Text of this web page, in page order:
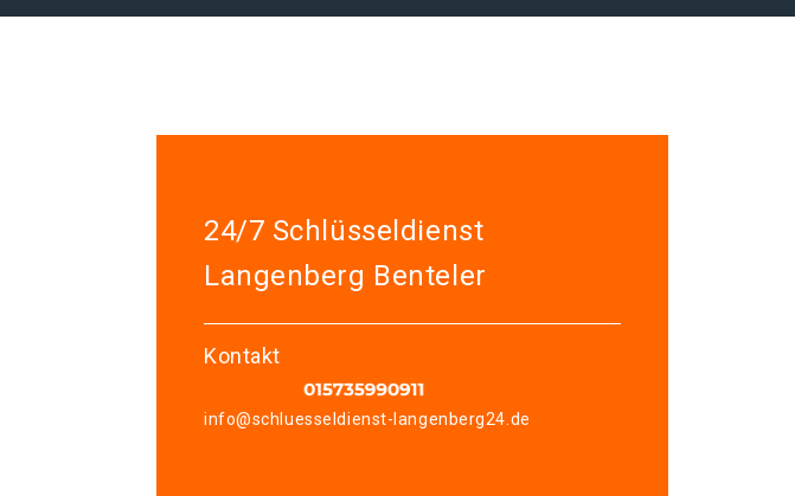
24/7 Schlüsseldienst
Langenberg Benteler
Kontakt
info@schluesseldienst-langenberg24.de